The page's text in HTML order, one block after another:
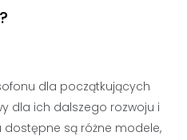
dla początkujących
dla ich dalszego rozwoju i
dostępne są różne modele,